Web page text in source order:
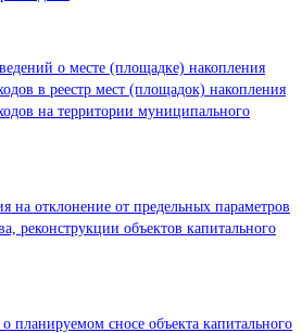
о месте (площадке) накопления
в реестр мест (площадок) накопления
на территории муниципального
на отклонение от предельных параметров
реконструкции объектов капитального
планируемом сносе объекта капитального